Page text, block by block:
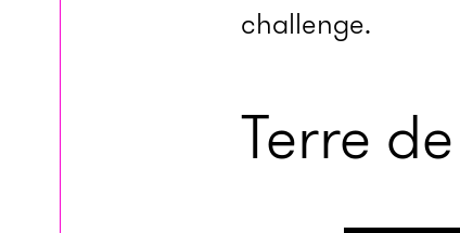
challenge.
Terre